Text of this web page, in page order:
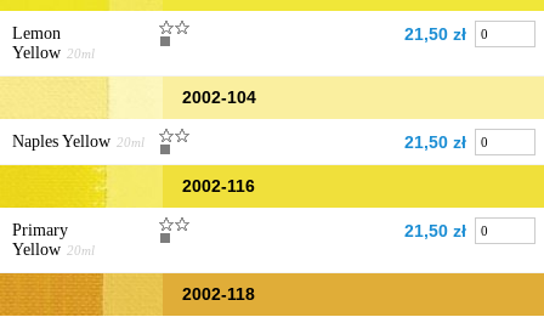
Lemon
Yellow 20ml
21,50 zł
2002-104
Naples Yellow 20ml 21,50 zł
2002-116
Primary
Yellow 20ml
21,50 zł
2002-118